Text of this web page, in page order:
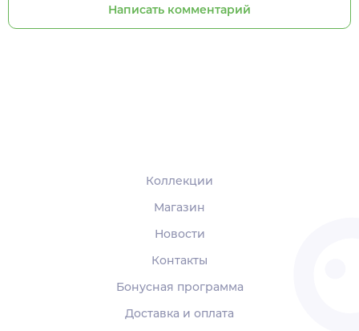
Написать комментарий
Коллекции
Магазин
Новости
Контакты
Бонусная программа
Доставка и оплата